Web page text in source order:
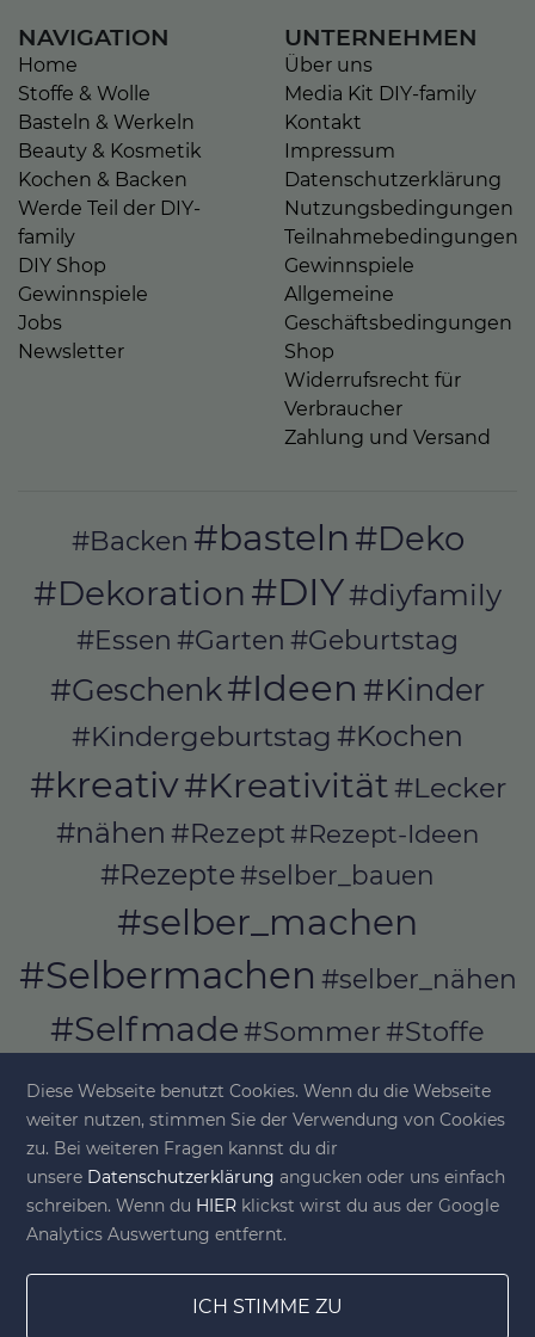
NAVIGATION
Home
Stoffe & Wolle
Basteln & Werkeln
Beauty & Kosmetik
Kochen & Backen
Werde Teil der DIY-
family
DIY Shop
Gewinnspiele
Jobs
Newsletter
UNTERNEHMEN
Über uns
Media Kit DIY-family
Kontakt
Impressum
Datenschutzerklärung
Nutzungsbedingungen
Teilnahmebedingungen
Gewinnspiele
Allgemeine
Geschäftsbedingungen
Shop
Widerrufsrecht für
Verbraucher
Zahlung und Versand
#Backen #basteln #Deko
#Dekoration #DIY#diyfamily
#Essen #Garten #Geburtstag
#Geschenk#Ideen #Kinder
#Kindergeburtstag #Kochen
#kreativ#Kreativität#Lecker
#nähen #Rezept#Rezept-Ideen
#Rezepte#selber_bauen
#selber_machen
#Selbermachen #selber_nähen
#Selfmade#Sommer#Stoffe
#Upcycling #Werkeln
© diy-family.com - Deine DIY-Welt
Diese Webseite benutzt Cookies. Wenn du die Webseite
weiter nutzen, stimmen Sie der Verwendung von Cookies
zu. Bei weiteren Fragen kannst du dir
unsere Datenschutzerklärung angucken oder uns einfach
schreiben. Wenn du HIER klickst wirst du aus der Google
Analytics Auswertung entfernt.
ICH STIMME ZU